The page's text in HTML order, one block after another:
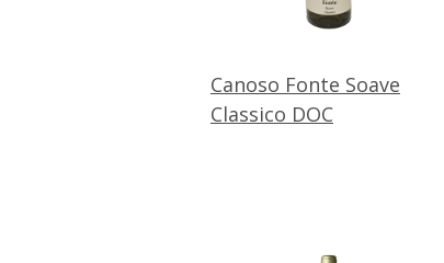
Canoso Fonte Soave
Classico DOC